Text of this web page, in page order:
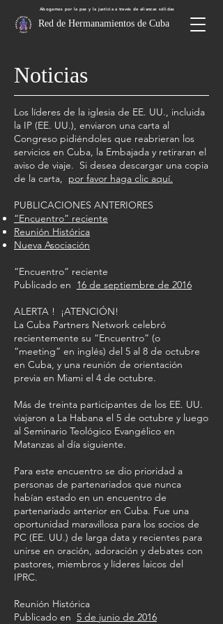
Abogamos por la paz y la justicia a través de alianzas sólidas
Red de Hermanamientos de Cuba
Noticias
Los líderes de la iglesia de EE. UU., incluida
la IP (EE. UU.), enviaron una carta al
Congreso pidiéndoles que reabrieran los
servicios en Cuba, la Embajada y retiraran el
aviso de viaje. Si desea descargar una copia
de la carta, por favor haga clic aquí.
PUBLICACIONES ANTERIORES
“Encuentro” reciente
Reunión Histórica
Nueva Asociación
“Encuentro” reciente
Publicado en 16 de septiembre de 2016
ALERTA ! ¡ATENCIÓN!
La Cuba Partners Network celebró
recientemente su “Encuentro” (o
“meeting” en inglés) del 5 al 8 de octubre
en Cuba, y una reunión de orientación
previa en Miami el 4 de octubre.
Más de treinta participantes de los EE. UU.
viajaron a La Habana el 5 de octubre y luego
al Seminario Teológico Evangélico en
Matanzas al día siguiente.
Para este encuentro se dio prioridad a
personas de partenariados que nunca
habían estado en un encuentro de
partenariado anterior en Cuba. Fue una
oportunidad maravillosa para los socios de
PC (EE. UU.) de larga data y recientes para
unirse en oración, adoración y debates con
pastores, miembros y líderes laicos del
IPRC.
Reunión Histórica
Publicado en 5 de junio de 2016